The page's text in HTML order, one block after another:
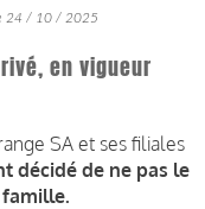
24 / 10 / 2025
en vigueur
SA et ses filiales
décidé de ne pas le